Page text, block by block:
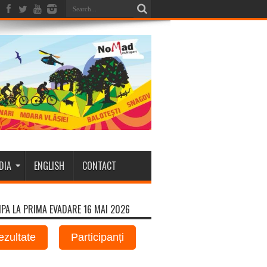
ENGLISH CONTACT
LA PRIMA EVADARE 16 MAI 2026
Participanți